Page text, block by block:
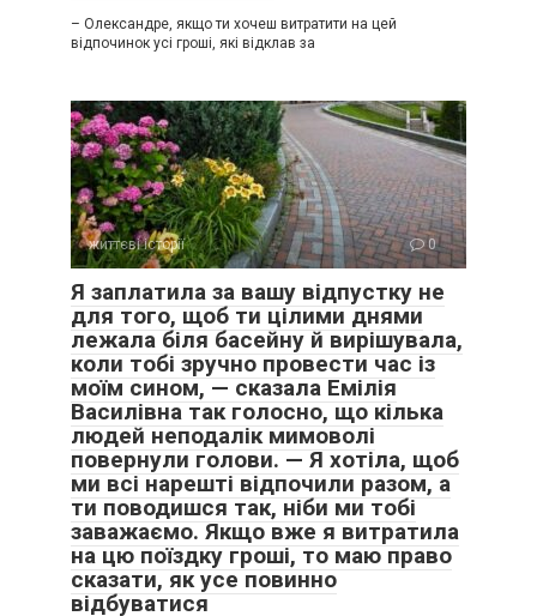
– Олександре, якщо ти хочеш витратити на цей
відпочинок усі гроші, які відклав за
життєві історії 0
Я заплатила за вашу відпустку не
для того, щоб ти цілими днями
лежала біля басейну й вирішувала,
коли тобі зручно провести час із
моїм сином, — сказала Емілія
Василівна так голосно, що кілька
людей неподалік мимоволі
повернули голови. — Я хотіла, щоб
ми всі нарешті відпочили разом, а
ти поводишся так, ніби ми тобі
заважаємо. Якщо вже я витратила
на цю поїздку гроші, то маю право
сказати, як усе повинно
відбуватися